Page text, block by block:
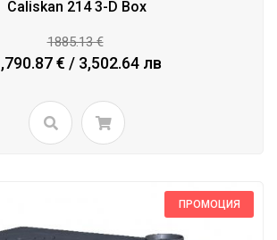
Caliskan 214 3-D Box
1885.13 €
€ / 3,502.64 лв
ПРОМОЦИЯ